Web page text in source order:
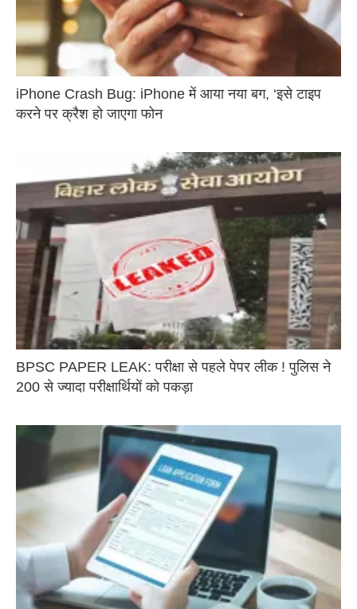
iPhone Crash Bug: iPhone में आया नया बग, ‘इसे टाइप
करने पर क्रैश हो जाएगा फोन
BPSC PAPER LEAK: परीक्षा से पहले पेपर लीक ! पुलिस ने
200 से ज्यादा परीक्षार्थ‍ियों को पकड़ा